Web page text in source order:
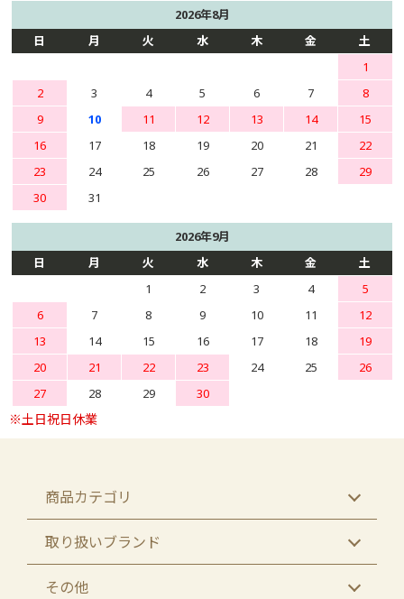
2026年8月
日
月 火 水 木 金
土
1
2
3 4 5 6 7
8
9
10 11 12 13 14
15
16
17 18 19 20 21
22
23
24 25 26 27 28
29
30
31
2026年9月
日
月 火 水 木 金
土
1
2 3 4
5
6
7 8 9 10 11
12
13
14 15 16 17 18
19
20
21 22 23 24 25
26
27
28 29 30
商品カテゴリ
取り扱いブランド
その他